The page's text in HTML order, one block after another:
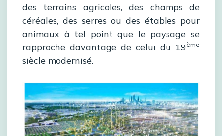
des terrains agricoles, des champs de
céréales, des serres ou des étables pour
animaux à tel point que le paysage se
rapproche davantage de celui du 19ème
siècle modernisé.